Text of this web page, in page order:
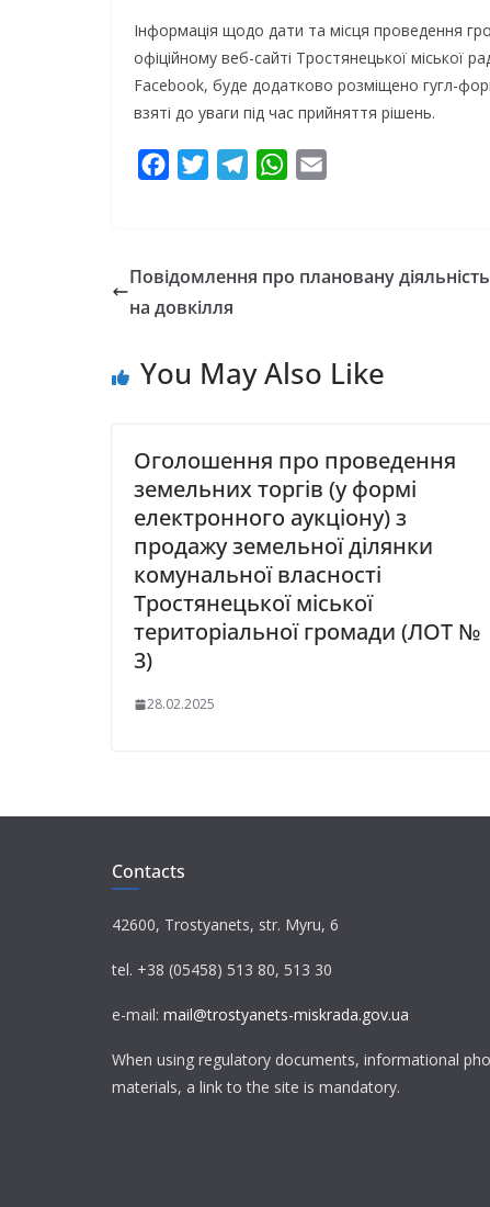
Інформація щодо дати та місця проведення
офіційному веб-сайті Тростянецької міської
Facebook, буде додатково розміщено гугл-
взяті до уваги під час прийняття рішень.
b
o
k
t
e
g
m
W
s
p
l
Повідомлення про плановану
на довкілля
You May Also Like
Оголошення про проведення
земельних торгів (у формі
електронного аукціону) з
продажу земельної ділянки
комунальної власності
Тростянецької міської
територіальної громади (ЛОТ №
3)
28.02.2025
Contacts
42600, Trostyanets, str. Myru, 6
tel. +38 (05458) 513 80, 513 30
e-mail: mail@trostyanets-miskrada.gov.ua
When using regulatory documents, informational
materials, a link to the site is mandatory.